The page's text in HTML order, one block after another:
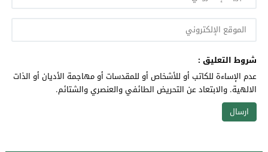
شروط التعليق :
عدم الإساءة للكاتب أو للأشخاص أو للمقدسات أو مهاجمة الأديان أو الذات
الالهية. والابتعاد عن التحريض الطائفي والعنصري والشتائم.